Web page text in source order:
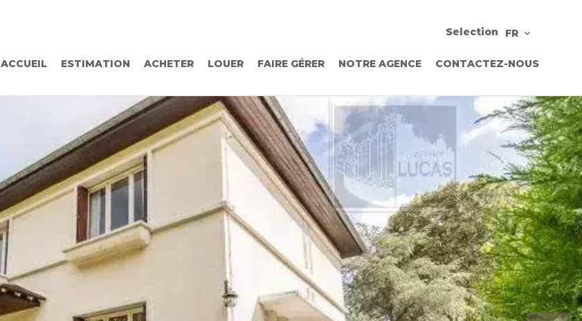
Selection FR
ACCUEIL ESTIMATION ACHETER LOUER FAIRE GÉRER NOTRE AGENCE CONTACTEZ-NOUS